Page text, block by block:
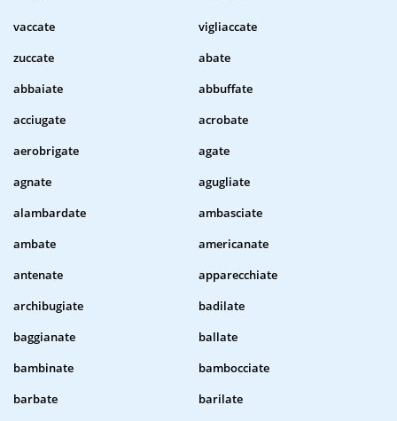
vaccate
vigliaccate
zuccate
abate
abbaiate
abbuffate
acciugate
acrobate
aerobrigate
agate
agnate
agugliate
alambardate
ambasciate
ambate
americanate
antenate
apparecchiate
archibugiate
badilate
baggianate
ballate
bambinate
bambocciate
barbate
barilate